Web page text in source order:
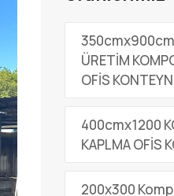
350cmx900cm
ÜRETİM
OFİS
400cmx1200
KAPLMA OFİS
200x300